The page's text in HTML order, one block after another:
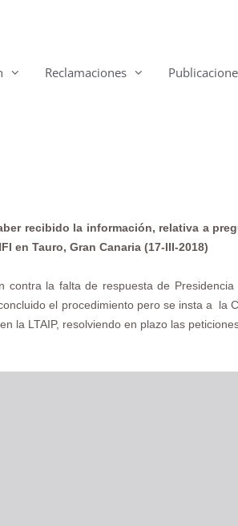
Reclamaciones
recibido la información, relativa a
en Tauro, Gran Canaria (17-III-2018)
la falta de respuesta de
el procedimiento pero se insta a la
la LTAIP, resolviendo en plazo las